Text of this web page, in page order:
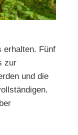
erhalten. Fünf
zur
und die